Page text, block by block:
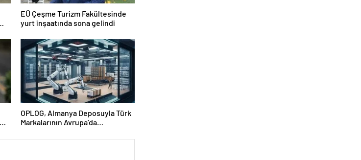
EÜ Çeşme Turizm Fakültesinde
yurt inşaatında sona gelindi
OPLOG, Almanya Deposuyla Türk
Markalarının Avrupa’da